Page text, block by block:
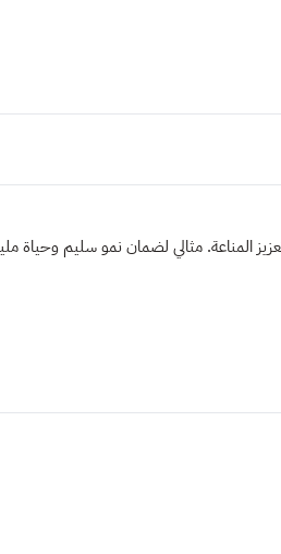
المناعة. مثالي لضمان نمو سليم وحياة